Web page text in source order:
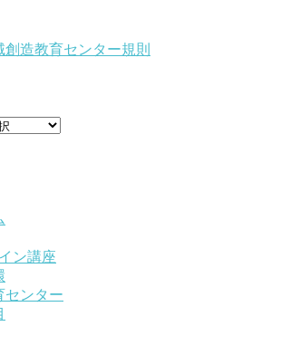
造教育センター規則
ン講座
センター